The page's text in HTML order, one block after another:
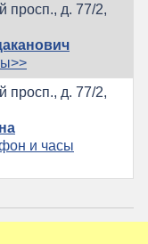
просп., д. 77/2,
просп., д. 77/2,
и часы